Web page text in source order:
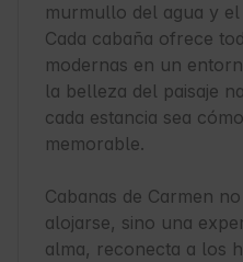
murmullo del agua y
Cada cabaña ofrece
modernas en un
la belleza del paisaje
cada estancia sea
memorable.
Cabanas de Carmen
alojarse, sino una
alma, reconecta a los